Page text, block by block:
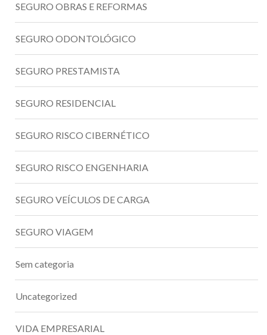
SEGURO OBRAS E REFORMAS
SEGURO ODONTOLÓGICO
SEGURO PRESTAMISTA
SEGURO RESIDENCIAL
SEGURO RISCO CIBERNÉTICO
SEGURO RISCO ENGENHARIA
SEGURO VEÍCULOS DE CARGA
SEGURO VIAGEM
Sem categoria
Uncategorized
VIDA EMPRESARIAL